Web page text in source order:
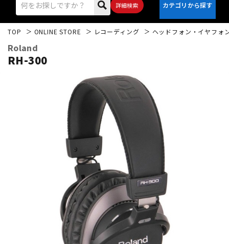
詳細検索
エレキギター アコギ/エレアコ
ウクレレ
キーボード 電子ピアノ
その他楽器
TOP ONLINE STORE レコーディング ヘッドフォン・イヤフォ
Roland
RH-300